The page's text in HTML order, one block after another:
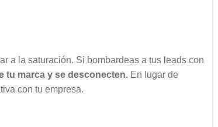
a la saturación. Si bombardeas a tus leads con
tu marca y se desconecten. En lugar de
con tu empresa.